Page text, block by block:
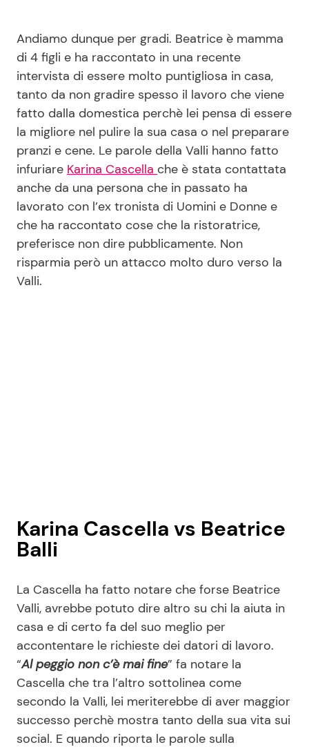
Contattaci
Pubblicità
Privacy Policy
Andiamo dunque per gradi. Beatrice è mamma
di 4 figli e ha raccontato in una recente
intervista di essere molto puntigliosa in casa,
tanto da non gradire spesso il lavoro che viene
fatto dalla domestica perchè lei pensa di essere
la migliore nel pulire la sua casa o nel preparare
pranzi e cene. Le parole della Valli hanno fatto
infuriare Karina Cascella che è stata contattata
anche da una persona che in passato ha
lavorato con l’ex tronista di Uomini e Donne e
che ha raccontato cose che la ristoratrice,
preferisce non dire pubblicamente. Non
risparmia però un attacco molto duro verso la
Valli.
Karina Cascella vs Beatrice
Balli
La Cascella ha fatto notare che forse Beatrice
Valli, avrebbe potuto dire altro su chi la aiuta in
casa e di certo fa del suo meglio per
accontentare le richieste dei datori di lavoro.
“Al peggio non c’è mai fine” fa notare la
Cascella che tra l’altro sottolinea come
secondo la Valli, lei meriterebbe di aver maggior
successo perchè mostra tanto della sua vita sui
social. E quando riporta le parole sulla